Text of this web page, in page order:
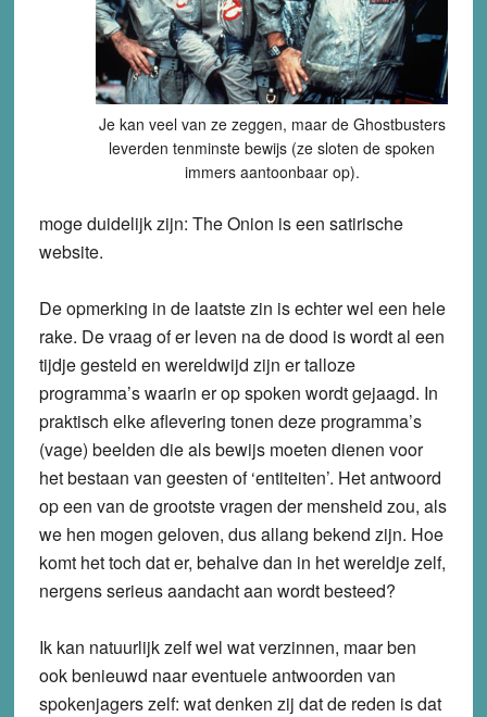
Je kan veel van ze zeggen, maar de Ghostbusters
leverden tenminste bewijs (ze sloten de spoken
immers aantoonbaar op).
moge duidelijk zijn: The Onion is een satirische
website.
De opmerking in de laatste zin is echter wel een hele
rake. De vraag of er leven na de dood is wordt al een
tijdje gesteld en wereldwijd zijn er talloze
programma’s waarin er op spoken wordt gejaagd. In
praktisch elke aflevering tonen deze programma’s
(vage) beelden die als bewijs moeten dienen voor
het bestaan van geesten of ‘entiteiten’. Het antwoord
op een van de grootste vragen der mensheid zou, als
we hen mogen geloven, dus allang bekend zijn. Hoe
komt het toch dat er, behalve dan in het wereldje zelf,
nergens serieus aandacht aan wordt besteed?
Ik kan natuurlijk zelf wel wat verzinnen, maar ben
ook benieuwd naar eventuele antwoorden van
spokenjagers zelf: wat denken zij dat de reden is dat